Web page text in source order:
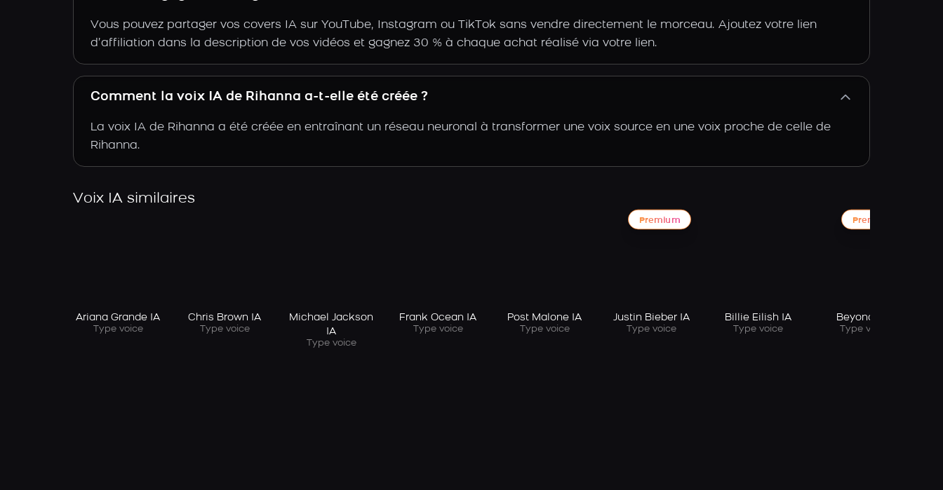
Vous pouvez partager vos covers IA sur YouTube, Instagram ou TikTok sans vendre directement le morceau. Ajoutez votre lien
d’affiliation dans la description de vos vidéos et gagnez 30 % à chaque achat réalisé via votre lien.
Comment la voix IA de Rihanna a-t-elle été créée ?
La voix IA de Rihanna a été créée en entraînant un réseau neuronal à transformer une voix source en une voix proche de celle de
Rihanna.
Voix IA similaires
Ariana Grande IA
Type voice
Chris Brown IA
Type voice
Michael Jackson
IA
Type voice
Frank Ocean IA
Type voice
Post Malone IA
Type voice
Premium
Justin Bieber IA
Type voice
Billie Eilish IA
Type voice
Premium
Beyonce IA
Type voice